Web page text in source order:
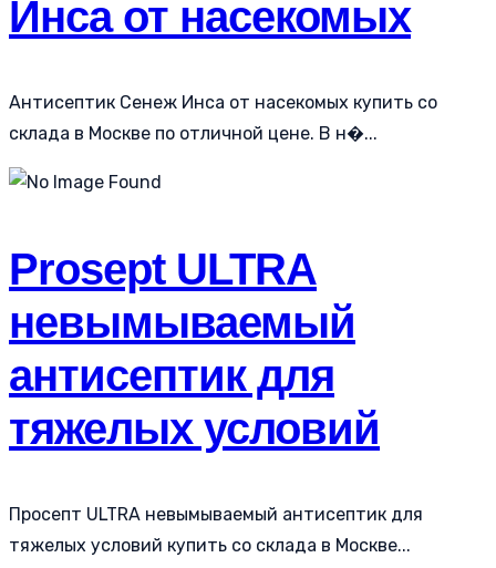
Инса от насекомых
Антисептик Сенеж Инса от насекомых купить со
склада в Москве по отличной цене. В н�...
Prosept ULTRA
невымываемый
антисептик для
тяжелых условий
Просепт ULTRA невымываемый антисептик для
тяжелых условий купить со склада в Москве...